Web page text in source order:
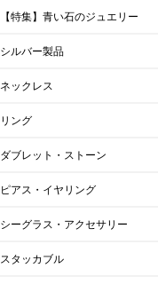
【特集】青い石のジュエリー
シルバー製品
ネックレス
リング
ダブレット・ストーン
ピアス・イヤリング
シーグラス・アクセサリー
スタッカブル